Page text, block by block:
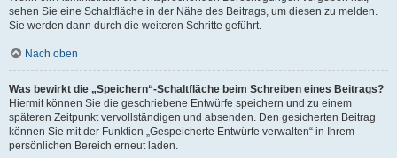
sehen Sie eine Schaltfläche in der Nähe des Beitrags, um diesen zu melden.
Sie werden dann durch die weiteren Schritte geführt.
Nach oben
Was bewirkt die „Speichern“-Schaltfläche beim Schreiben eines Beitrags?
Hiermit können Sie die geschriebene Entwürfe speichern und zu einem
späteren Zeitpunkt vervollständigen und absenden. Den gesicherten Beitrag
können Sie mit der Funktion „Gespeicherte Entwürfe verwalten“ in Ihrem
persönlichen Bereich erneut laden.